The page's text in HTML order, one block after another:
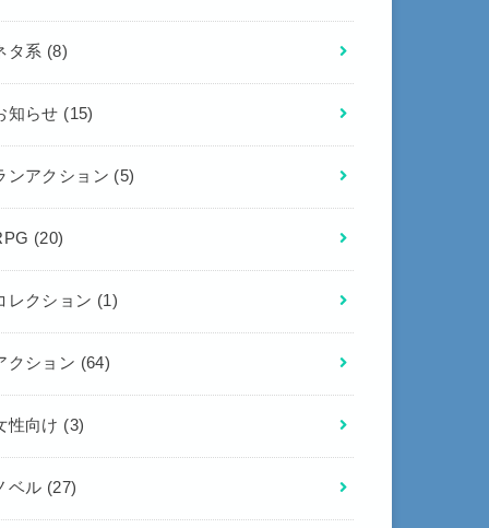
タ系 (8)
知らせ (15)
ンアクション (5)
(20)
レクション (1)
クション (64)
性向け (3)
ベル (27)